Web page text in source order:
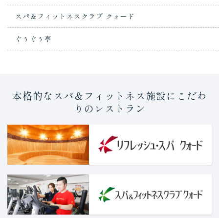
スパ＆フィットネスクラブ クォード
ぐぅぐぅ亭
本格的なスパ＆フィットネス施設にこだわ
りのレストラン